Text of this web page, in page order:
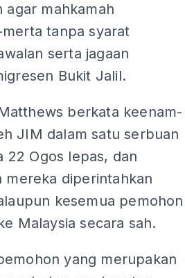
agar mahkamah
tanpa syarat
serta jagaan
Bukit Jalil.
berkata keenam-
JIM dalam satu serbuan
22 Ogos lepas, dan
diperintahkan
kesemua pemohon
Malaysia secara sah.
yang merupakan